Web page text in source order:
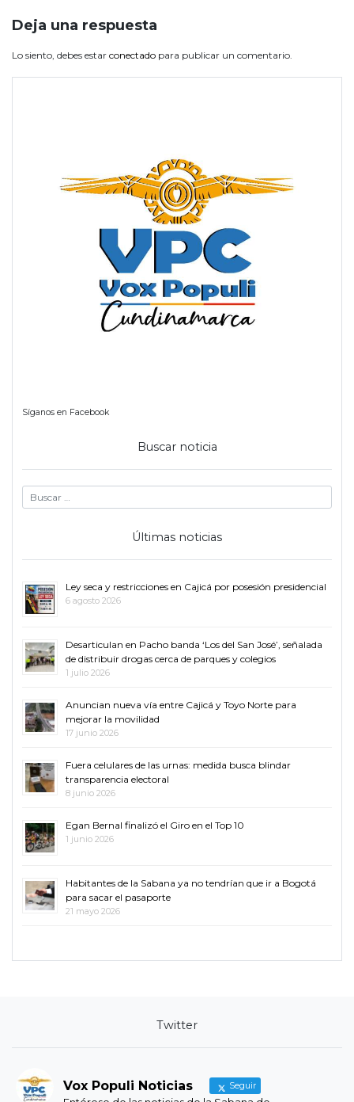
Deja una respuesta
Lo siento, debes estar conectado para publicar un comentario.
Síganos en Facebook
Buscar noticia
Últimas noticias
Ley seca y restricciones en Cajicá por posesión presidencial
6 agosto 2026
Desarticulan en Pacho banda ‘Los del San José’, señalada
de distribuir drogas cerca de parques y colegios
1 julio 2026
Anuncian nueva vía entre Cajicá y Toyo Norte para
mejorar la movilidad
17 junio 2026
Fuera celulares de las urnas: medida busca blindar
transparencia electoral
8 junio 2026
Egan Bernal finalizó el Giro en el Top 10
1 junio 2026
Habitantes de la Sabana ya no tendrían que ir a Bogotá
para sacar el pasaporte
21 mayo 2026
Twitter
Vox Populi Noticias Seguir